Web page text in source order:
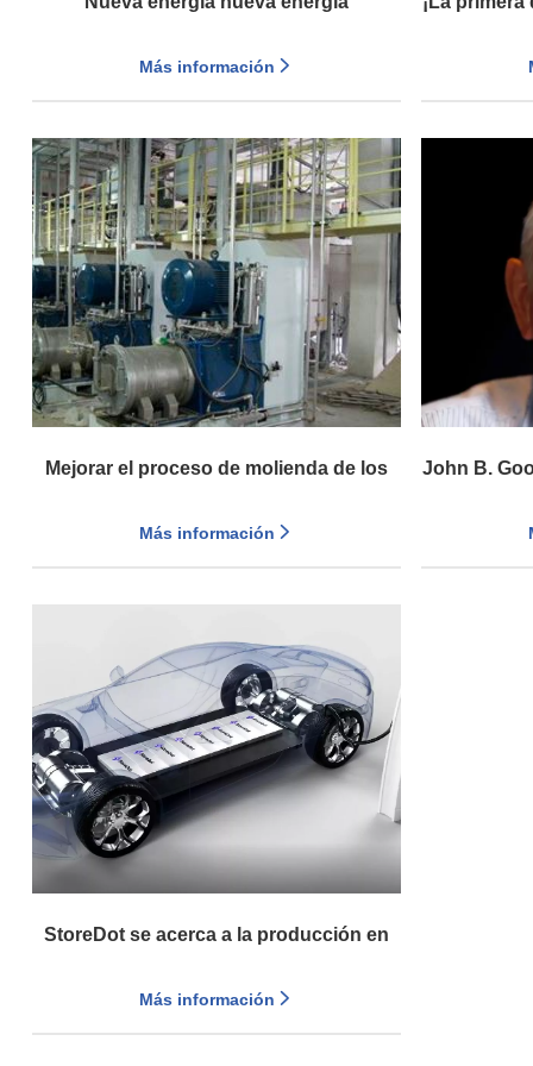
Más información
Mejorar el proceso de molienda de los
batería de litio
Más información
John B.
StoreDot se acerca a la producción en
extrema en tres continentes
Más información